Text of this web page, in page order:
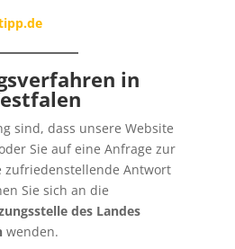
in
sind, dass unsere Website
Sie auf eine Anfrage zur
zufriedenstellende Antwort
Sie sich an die
des Landes
wenden.